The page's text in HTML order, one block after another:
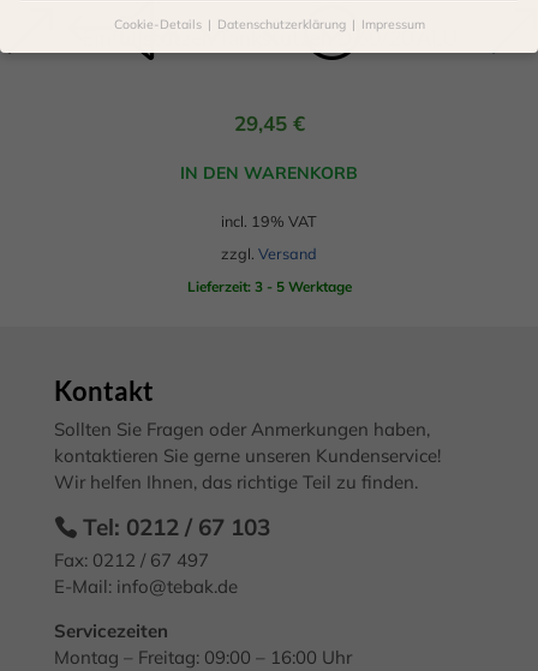
Einfüllstutzen Tankstutzen D 60/20 ALU
29,45 €
IN DEN WARENKORB
incl. 19% VAT
zzgl. Versand
Lieferzeit: 3 - 5 Werktage
Kontakt
Sollten Sie Fragen oder Anmerkungen haben,
kontaktieren Sie gerne unseren Kundenservice!
Wir helfen Ihnen, das richtige Teil zu finden.
Tel: 0212 / 67 103
Fax: 0212 / 67 497
E-Mail: info@tebak.de
Servicezeiten
Montag – Freitag: 09:00 – 16:00 Uhr
Cookie-Details Datenschutzerklärung Impressum
Datenschutzeinstellungen
freiwilligen Diensten geben möchten, müssen Sie Ihre
Erziehungsberechtigten um Erlaubnis bitten.
Wir verwenden Cookies und andere Technologien auf unserer
helfen, diese Webseite und Ihre Erfahrung zu verbessern.
Adressen), z. B. für personalisierte Anzeigen und Inhalte oder
Anzeigen- und Inhaltsmessung.
Weitere Informationen über die
sich weitere Informationen anzeigen lassen und so nur
Alle akzeptieren Speichern
Datenschutzeinstellungen
Essenziell (2)
Essenzielle Cookies ermöglichen grundlegende Funktionen und sind für
Cookie-Informationen anzeigen